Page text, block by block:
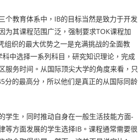
个教育体系中，IB的目标当然是致力于开发
为其课程范围广泛，强制要求TOK课程加
组织的最大优势之一是充满挑战的全面教
中选择一系列科目，研究知识理论，完成
服务时间。从国际顶尖大学的角度来看，只
分的最高分，所以他们是真正的从国际同龄
学生，同时推动自身在一般生活技能方面-
等方面发展的学生选择IB。课程通常需要很